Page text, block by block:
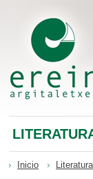
Inicio